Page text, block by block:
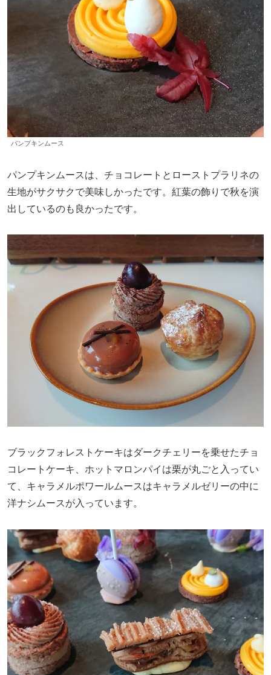
パンプキンムース
パンプキンムースは、チョコレートとローストプラリネの
生地がサクサクで美味しかったです。紅葉の飾りで秋を演
出しているのも良かったです。
ブラックフォレストケーキはダークチェリーを乗せたチョ
コレートケーキ、ホットマロンパイは栗が丸ごと入ってい
て、キャラメルポワールムースはキャラメルゼリーの中に
洋ナシムースが入っています。